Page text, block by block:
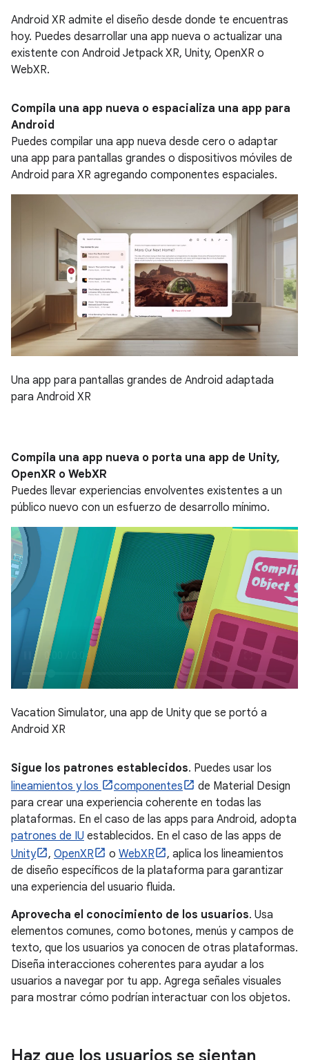
Android XR admite el diseño desde donde te encuentras
hoy. Puedes desarrollar una app nueva o actualizar una
existente con Android Jetpack XR, Unity, OpenXR o
WebXR.
Compila una app nueva o espacializa una app para
Android
Puedes compilar una app nueva desde cero o adaptar
una app para pantallas grandes o dispositivos móviles de
Android para XR agregando componentes espaciales.
Una app para pantallas grandes de Android adaptada
para Android XR
Compila una app nueva o porta una app de Unity,
OpenXR o WebXR
Puedes llevar experiencias envolventes existentes a un
público nuevo con un esfuerzo de desarrollo mínimo.
Vacation Simulator, una app de Unity que se portó a
Android XR
Sigue los patrones establecidos. Puedes usar los
lineamientos y los
componentes
de Material Design
para crear una experiencia coherente en todas las
plataformas. En el caso de las apps para Android, adopta
patrones de IU establecidos. En el caso de las apps de
Unity
, OpenXR o WebXR
, aplica los lineamientos
de diseño específicos de la plataforma para garantizar
una experiencia del usuario fluida.
Aprovecha el conocimiento de los usuarios. Usa
elementos comunes, como botones, menús y campos de
texto, que los usuarios ya conocen de otras plataformas.
Diseña interacciones coherentes para ayudar a los
usuarios a navegar por tu app. Agrega señales visuales
para mostrar cómo podrían interactuar con los objetos.
Haz que los usuarios se sientan